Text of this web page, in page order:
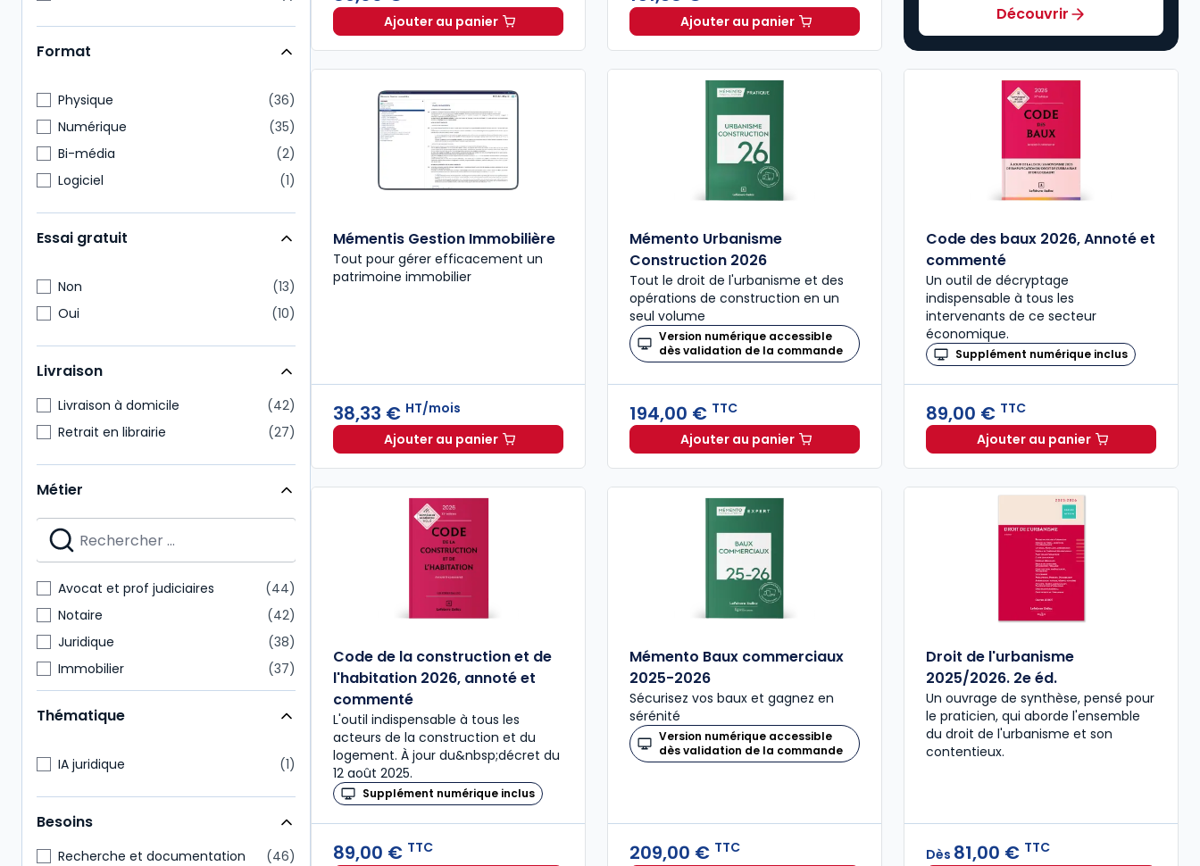
Format
Physique
36
Numérique
35
Bi-média
2
Logiciel
1
Essai gratuit
Non
13
Oui
10
Livraison
Livraison à domicile
42
Retrait en librairie
27
Métier
Avocat et prof judiciaires
44
Notaire
42
Juridique
38
Immobilier
37
Enseignants
25
Étudiants
24
Expert-comptable
17
Administratif et financier
13
Commissaire aux comptes
12
Thématique
IA juridique 1
Besoins
Recherche et documentation
46
Ajouter au panierCode de la copropriété 2026, annoté et commenté à 89,00 € TTC
Ajouter au panierELnet Transactions immobilières à 151,38 €
Découvrir
Mémentis Gestion Immobilière
Tout pour gérer efficacement un
patrimoine immobilier
38,33 € HT/mois
Ajouter au panierMémentis Gestion Immobilière à 38,33 €HT/mois
Mémento Urbanisme
Construction 2026
Tout le droit de l'urbanisme et des
opérations de construction en un
seul volume
Version numérique accessible
dès validation de la commande
194,00 € TTC
Ajouter au panierMémento Urbanisme Construction 2026 à 194,00 € TTC
Code des baux 2026, Annoté et
commenté
Un outil de décryptage
indispensable à tous les
intervenants de ce secteur
économique.
Supplément numérique inclus
89,00 € TTC
Ajouter au panierCode des baux 2026,
Code de la construction et de
l'habitation 2026, annoté et
commenté
L'outil indispensable à tous les
acteurs de la construction et du
logement. À jour du&nbsp;décret du
12 août 2025.
Supplément numérique inclus
89,00 € TTC
Mémento Baux commerciaux
2025-2026
Sécurisez vos baux et gagnez en
sérénité
Version numérique accessible
dès validation de la commande
209,00 € TTC
Droit de l'urbanisme
2025/2026. 2e éd.
Un ouvrage de synthèse, pensé pour
le praticien, qui aborde l'ensemble
du droit de l'urbanisme et son
contentieux.
Dès 81,00 € TTC